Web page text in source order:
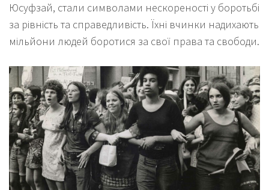
Юсуфзай, стали символами нескореності у боротьбі
за рівність та справедливість. Їхні вчинки надихають
мільйони людей боротися за свої права та свободи.